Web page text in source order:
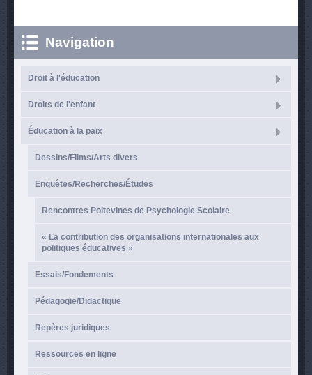
Navigation
Droit à l'éducation
Droits de l'enfant
Éducation à la paix
Dessins/Films/Arts divers
Enquêtes/Recherches/Études
Rencontres Poitevines de Psychologie Scolaire
« La contribution des organisations internationales aux
politiques éducatives »
Essais/Fondements
Pédagogie/Didactique
Repères juridiques
Ressources en ligne